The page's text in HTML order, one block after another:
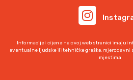
Informacije i cijene na ovoj web stranici imaju
eventualne ljudske ili tehničke greške, mjerodavni
mjestima